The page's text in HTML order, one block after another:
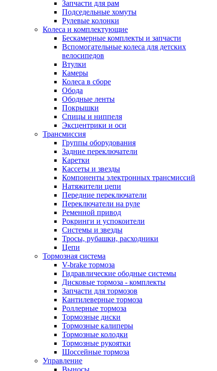
Запчасти для рам
Подседельные хомуты
Рулевые колонки
Колеса и комплектующие
Бескамерные комплекты и запчасти
Вспомогательные колеса для детских
велосипедов
Втулки
Камеры
Колеса в сборе
Обода
Ободные ленты
Покрышки
Спицы и ниппеля
Эксцентрики и оси
Трансмиссия
Группы оборудования
Задние переключатели
Каретки
Кассеты и звезды
Компоненты электронных трансмиссий
Натяжители цепи
Передние переключатели
Переключатели на руле
Ременной привод
Рокринги и успокоители
Системы и звезды
Тросы, рубашки, расходники
Цепи
Тормозная система
V-brake тормоза
Гидравлические ободные системы
Дисковые тормоза - комплекты
Запчасти для тормозов
Кантилеверные тормоза
Роллерные тормоза
Тормозные диски
Тормозные калиперы
Тормозные колодки
Тормозные рукоятки
Шоссейные тормоза
Управление
Выносы